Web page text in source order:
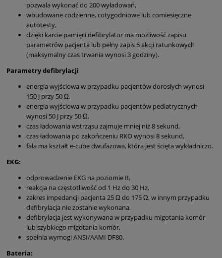
pozwala wykonać do 200 wyładowań,
wbudowane codzienne, cotygodniowe lub comiesięczne
autotesty,
dzięki karcie pamięci defibrylator ma możliwość zapisu
parametrów pacjenta lub pełny zapis 5 akcji ratunkowych
(maksymalny czas trwania wynosi 3 godziny).
Parametry defibrylacji
energia wyjściowa w przypadku pacjentów dorosłych wynosi
150 J przy 50 Ω,
energia wyjściowa w przypadku pacjentów pediatrycznych
wynosi 50 J przy 50 Ω,
czas ładowania wstrząsu zajmuje mniej niż 8 sekund,
czas ładowania po zakończeniu RKO wynosi 8 sekund,
fala ma kształt e-cube dwufazowa, która jest ścięta wykładniczo.
EKG:
odprowadzenie EKG na poziomie II,
reakcja na częstotliwość od 1 Hz do 30 Hz,
zakres impedancji pacjenta 25 Ω do 175 Ω, w innym przypadku
defibrylacja nie zostanie wykonana,
defibrylacja jest wykonywana w przypadku migotania komór
lub szybkiego migotania komór,
spełnia wymogi ANSI/AAMI DF80.
Bateria: